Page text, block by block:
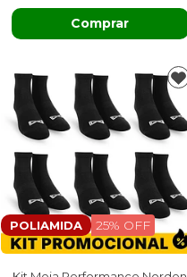
Comprar
POLIAMIDA 25% OFF